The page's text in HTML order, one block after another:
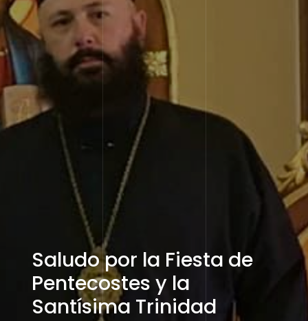
Saludo por la Fiesta de
Pentecostes y la
Santísima Trinidad